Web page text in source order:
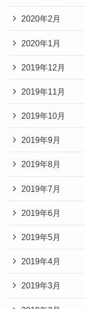
2020年2月
2020年1月
2019年12月
2019年11月
2019年10月
2019年9月
2019年8月
2019年7月
2019年6月
2019年5月
2019年4月
2019年3月